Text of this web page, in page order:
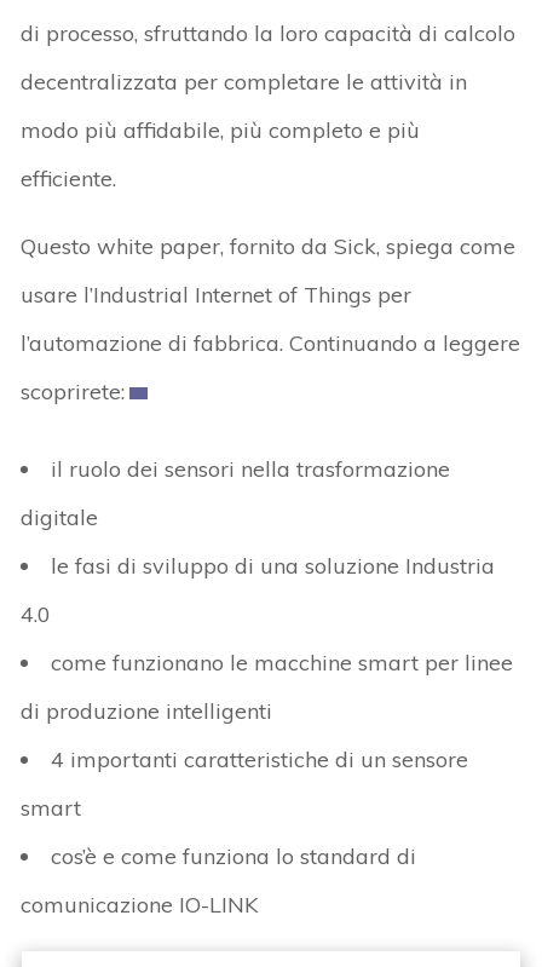
di processo, sfruttando la loro capacità di calcolo
decentralizzata per completare le attività in
modo più affidabile, più completo e più
efficiente.
Questo white paper, fornito da Sick, spiega come
usare l’Industrial Internet of Things per
l’automazione di fabbrica. Continuando a leggere
scoprirete:
il ruolo dei sensori nella trasformazione
digitale
le fasi di sviluppo di una soluzione Industria
4.0
come funzionano le macchine smart per linee
di produzione intelligenti
4 importanti caratteristiche di un sensore
smart
cos’è e come funziona lo standard di
comunicazione IO-LINK